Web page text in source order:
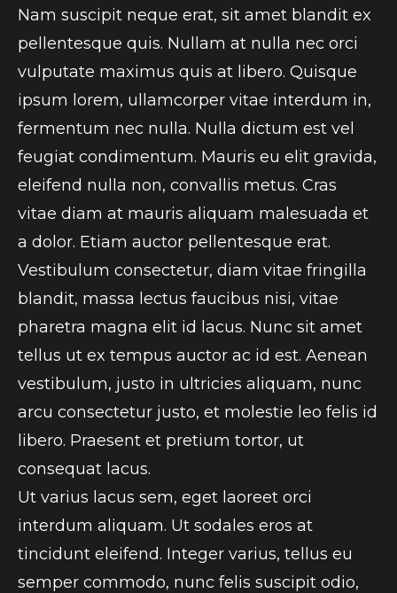
Nam suscipit neque erat, sit amet blandit ex
pellentesque quis. Nullam at nulla nec orci
vulputate maximus quis at libero. Quisque
ipsum lorem, ullamcorper vitae interdum in,
fermentum nec nulla. Nulla dictum est vel
feugiat condimentum. Mauris eu elit gravida,
eleifend nulla non, convallis metus. Cras
vitae diam at mauris aliquam malesuada et
a dolor. Etiam auctor pellentesque erat.
Vestibulum consectetur, diam vitae fringilla
blandit, massa lectus faucibus nisi, vitae
pharetra magna elit id lacus. Nunc sit amet
tellus ut ex tempus auctor ac id est. Aenean
vestibulum, justo in ultricies aliquam, nunc
arcu consectetur justo, et molestie leo felis id
libero. Praesent et pretium tortor, ut
consequat lacus.
Ut varius lacus sem, eget laoreet orci
interdum aliquam. Ut sodales eros at
tincidunt eleifend. Integer varius, tellus eu
semper commodo, nunc felis suscipit odio,